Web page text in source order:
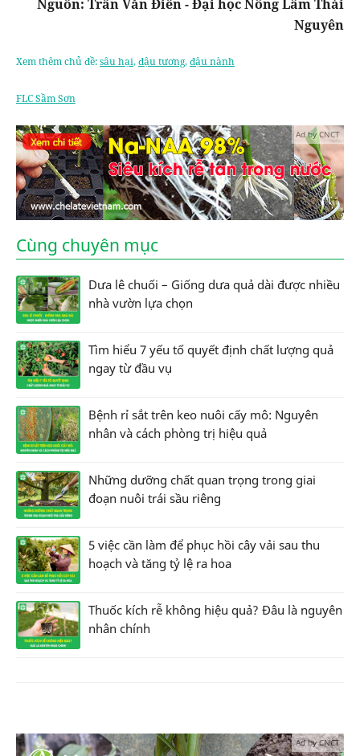
Nguồn: Trần Văn Điền - Đại học Nông Lâm Thái
Nguyên
Xem thêm chủ đề:sâu hại,đậu tương,đậu nành
FLC Sầm Sơn
Ad by CNCT
Cùng chuyên mục
Dưa lê chuối – Giống dưa quả dài được nhiều
nhà vườn lựa chọn
Tìm hiểu 7 yếu tố quyết định chất lượng quả
ngay từ đầu vụ
Bệnh rỉ sắt trên keo nuôi cấy mô: Nguyên
nhân và cách phòng trị hiệu quả
Những dưỡng chất quan trọng trong giai
đoạn nuôi trái sầu riêng
5 việc cần làm để phục hồi cây vải sau thu
hoạch và tăng tỷ lệ ra hoa
Thuốc kích rễ không hiệu quả? Đâu là nguyên
nhân chính
Ad by CNCT